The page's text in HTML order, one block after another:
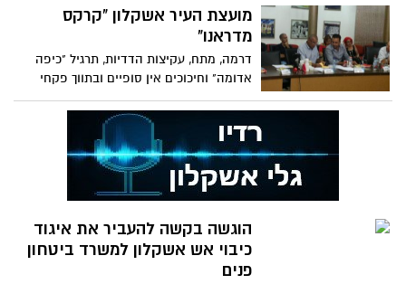
מועצת העיר אשקלון "קרקס
מדראנו"
דרמה, מתח, עקיצות הדדיות, תרגיל "כיפה
אדומה" וחיכוכים אין סופיים ובתווך פקחי
העירייה שישמשו
הוגשה בקשה להעביר את איגוד
כיבוי אש אשקלון למשרד ביטחון
פנים